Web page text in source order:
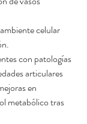
celular
con patologías
articulares
en
metabólico tras